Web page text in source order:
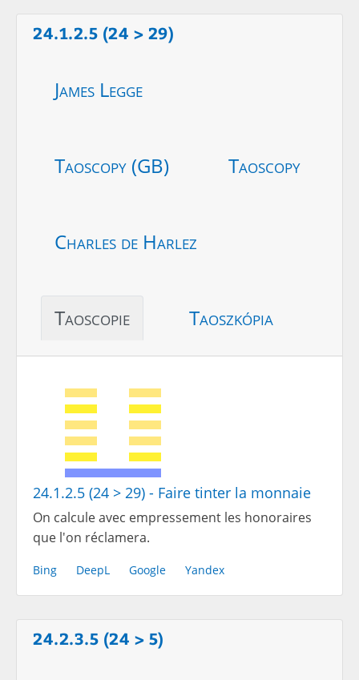
24.1.2.5 (24 > 29)
James Legge
Taoscopy (GB) Taoscopy
Charles de Harlez
Taoscopie Taoszkópia
24.1.2.5 (24 > 29) - Faire tinter la monnaie
On calcule avec empressement les honoraires
que l'on réclamera.
Bing DeepL Google Yandex
24.2.3.5 (24 > 5)